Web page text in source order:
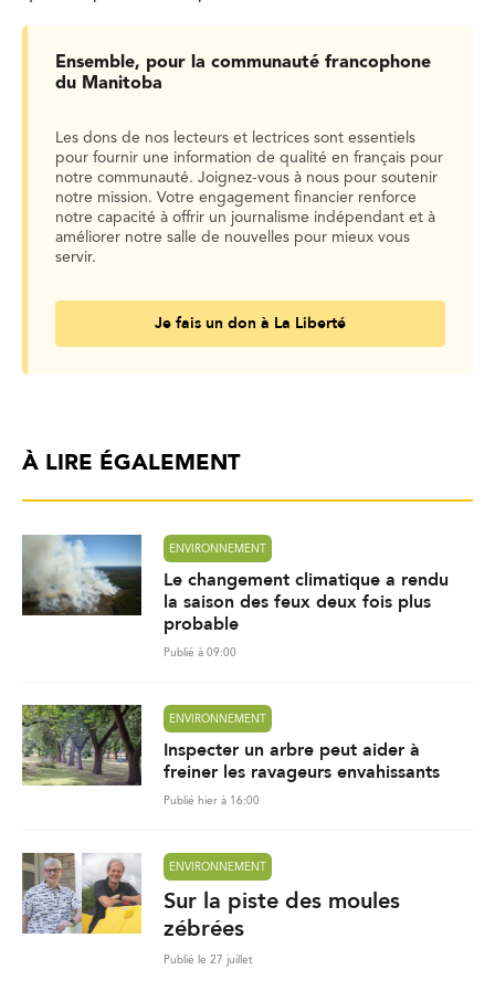
Ensemble, pour la communauté francophone
du Manitoba
Les dons de nos lecteurs et lectrices sont essentiels
pour fournir une information de qualité en français pour
notre communauté. Joignez-vous à nous pour soutenir
notre mission. Votre engagement financier renforce
notre capacité à offrir un journalisme indépendant et à
améliorer notre salle de nouvelles pour mieux vous
servir.
Je fais un don à La Liberté
À LIRE ÉGALEMENT
ENVIRONNEMENT
Le changement climatique a rendu
la saison des feux deux fois plus
probable
Publié à 09:00
ENVIRONNEMENT
Inspecter un arbre peut aider à
freiner les ravageurs envahissants
Publié hier à 16:00
ENVIRONNEMENT
Sur la piste des moules
zébrées
Publié le 27 juillet